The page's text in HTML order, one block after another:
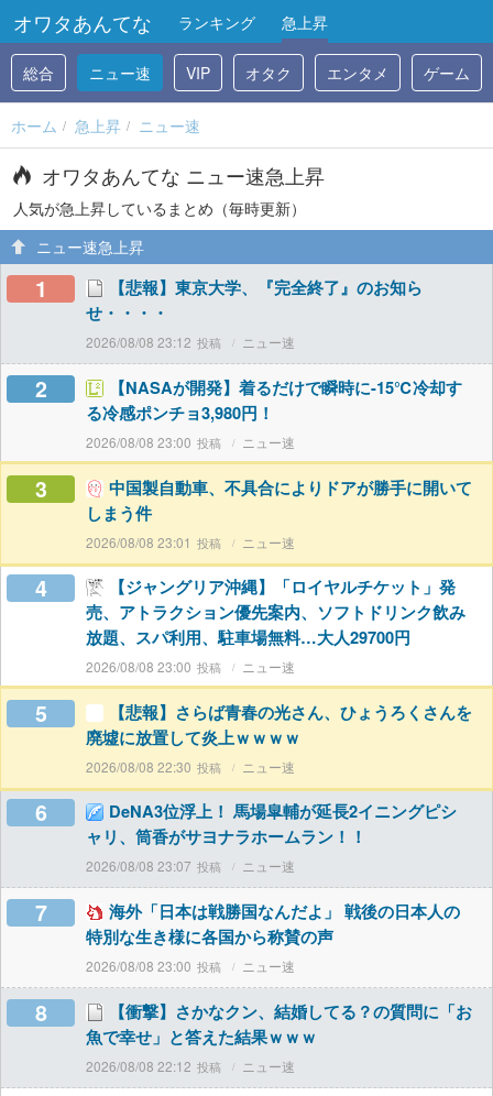
オワタあんてな ランキング 急上昇
総合 ニュー速 VIP オタク エンタメ ゲーム
ホーム 急上昇 ニュー速
オワタあんてな ニュー速急上昇
人気が急上昇しているまとめ（毎時更新）
ニュー速急上昇
1
【悲報】東京大学、『完全終了』のお知ら
せ・・・・
2026/08/08 23:12 ニュー速
2
【NASAが開発】着るだけで瞬時に-15℃冷却す
る冷感ポンチョ3,980円！
2026/08/08 23:00 ニュー速
3
中国製自動車、不具合によりドアが勝手に開いて
しまう件
2026/08/08 23:01 ニュー速
4
【ジャングリア沖縄】「ロイヤルチケット」発
売、アトラクション優先案内、ソフトドリンク飲み
放題、スパ利用、駐車場無料…大人29700円
2026/08/08 23:00 ニュー速
5
【悲報】さらば青春の光さん、ひょうろくさんを
廃墟に放置して炎上ｗｗｗｗ
2026/08/08 22:30 ニュー速
6
DeNA3位浮上！ 馬場皐輔が延長2イニングピシ
ャリ、筒香がサヨナラホームラン！！
2026/08/08 23:07 ニュー速
7
海外「日本は戦勝国なんだよ」 戦後の日本人の
特別な生き様に各国から称賛の声
2026/08/08 23:00 ニュー速
8
【衝撃】さかなクン、結婚してる？の質問に「お
魚で幸せ」と答えた結果ｗｗｗ
2026/08/08 22:12 ニュー速